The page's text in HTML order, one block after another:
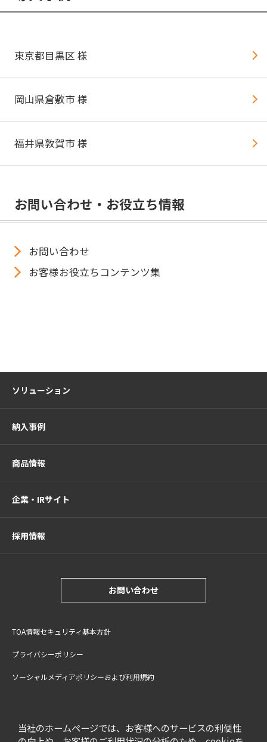
当社のホームページでは、お客様へのサービスの利便性
東京都目黒区 様
岡山県倉敷市 様
福井県敦賀市 様
お問い合わせ・お役立ち情報
お問い合わせ
お客様お役立ちコンテンツ集
ソリューション
納入事例
商品情報
企業・IRサイト
採用情報
お問い合わせ
TOA情報セキュリティ基本方針
プライバシーポリシー
ソーシャルメディアポリシーおよび利用規約
特定商取引法に基づく表記